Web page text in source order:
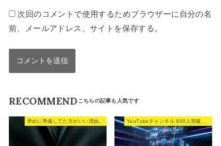
次回のコメントで使用するためブラウザーに自分の名
前、メールアドレス、サイトを保存する。
RECOMMEND
早めに準備してた方がいい理由。